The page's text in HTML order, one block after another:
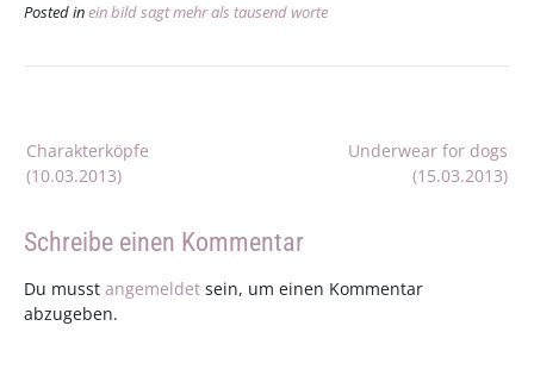
Posted inein bild sagt mehr als tausend worte
Underwear for dogs
(15.03.2013)
Charakterköpfe
(10.03.2013)
Schreibe einen Kommentar
Du musst angemeldet sein, um einen Kommentar
abzugeben.